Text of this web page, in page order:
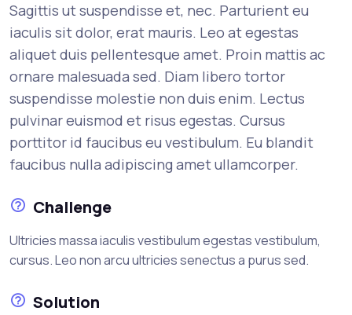
Sagittis ut suspendisse et, nec. Parturient eu
iaculis sit dolor, erat mauris. Leo at egestas
aliquet duis pellentesque amet. Proin mattis ac
ornare malesuada sed. Diam libero tortor
suspendisse molestie non duis enim. Lectus
pulvinar euismod et risus egestas. Cursus
porttitor id faucibus eu vestibulum. Eu blandit
faucibus nulla adipiscing amet ullamcorper.
Challenge
Ultricies massa iaculis vestibulum egestas vestibulum,
cursus. Leo non arcu ultricies senectus a purus sed.
Solution